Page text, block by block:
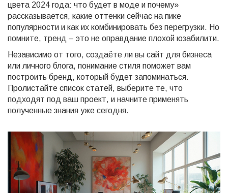
цвета 2024 года: что будет в моде и почему»
рассказывается, какие оттенки сейчас на пике
популярности и как их комбинировать без перегрузки. Но
помните, тренд – это не оправдание плохой юзабилити.
Независимо от того, создаёте ли вы сайт для бизнеса
или личного блога, понимание стиля поможет вам
построить бренд, который будет запоминаться.
Пролистайте список статей, выберите те, что
подходят под ваш проект, и начните применять
полученные знания уже сегодня.